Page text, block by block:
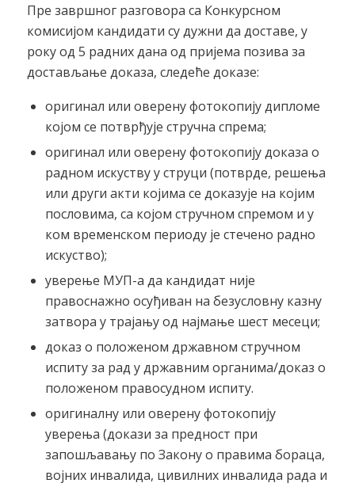
Пре завршног разговора са Конкурсном
комисијом кандидати су дужни да доставе, у
року од 5 радних дана од пријема позива за
достављање доказа, следеће доказе:
оригинал или оверену фотокопију дипломе
којом се потврђује стручна спрема;
оригинал или оверену фотокопију доказа о
радном искуству у струци (потврде, решења
или други акти којима се доказује на којим
пословима, са којом стручном спремом и у
ком временском периоду је стечено радно
искуство);
уверење МУП-а да кандидат није
правоснажно осуђиван на безусловну казну
затвора у трајању од најмање шест месеци;
доказ о положеном државном стручном
испиту за рад у државним органима/доказ о
положеном правосудном испиту.
оригиналну или оверену фотокопију
уверења (докази за предност при
запошљавању по Закону о правима бораца,
војних инвалида, цивилних инвалида рада и